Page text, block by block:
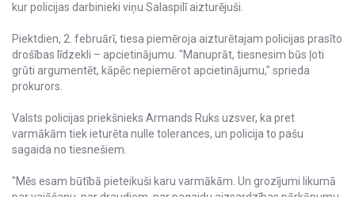
kur policijas darbinieki viņu Salaspilī aizturējuši.
Piektdien, 2. februārī, tiesa piemēroja aizturētajam policijas prasīto
drošības līdzekli – apcietinājumu. "Manuprāt, tiesnesim būs ļoti
grūti argumentēt, kāpēc nepiemērot apcietinājumu," sprieda
prokurors.
Valsts policijas priekšnieks Armands Ruks uzsver, ka pret
varmākām tiek ieturēta nulle tolerances, un policija to pašu
sagaida no tiesnešiem.
"Mēs esam būtībā pieteikuši karu varmākām. Un grozījumi likumā